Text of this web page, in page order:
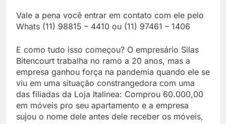
Vale a pena você entrar em contato com ele pelo
Whats (11) 98815 – 4410 ou (11) 97461 – 1406
E como tudo isso começou? O empresário Silas
Bitencourt trabalha no ramo a 20 anos, mas a
empresa ganhou força na pandemia quando ele se
viu em uma situação constrangedora com uma
das filiadas da Loja Italinea: Comprou 60.000,00
em móveis pro seu apartamento e a empresa
sujou o nome dele antes dele receber os móveis,